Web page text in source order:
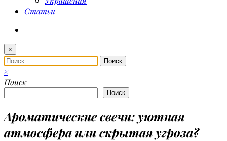
Статьи
×
×
Поиск
Поиск
Ароматические свечи: уютная
атмосфера или скрытая угроза?